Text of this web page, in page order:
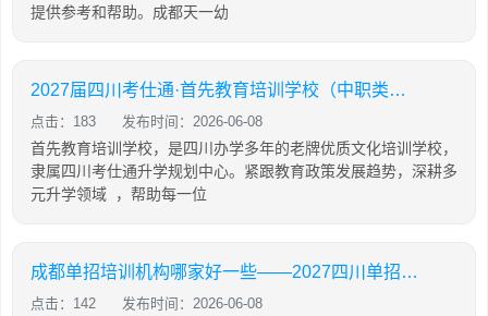
提供参考和帮助。成都天一幼
2027届四川考仕通·首先教育培训学校（中职类）招生简章
点击：183 发布时间：2026-06-08
首先教育培训学校，是四川办学多年的老牌优质文化培训学校，
隶属四川考仕通升学规划中心。紧跟教育政策发展趋势，深耕多
元升学领域 ，帮助每一位
成都单招培训机构哪家好一些——2027四川单招政策与培训机构对比
点击：142 发布时间：2026-06-08